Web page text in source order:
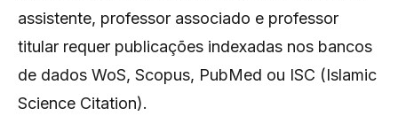
assistente, professor associado e professor
titular requer publicações indexadas nos bancos
de dados WoS, Scopus, PubMed ou ISC (Islamic
Science Citation).